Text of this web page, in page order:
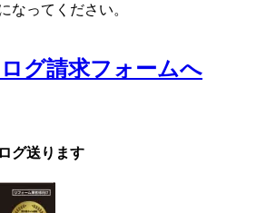
なってください。
グ請求フォームへ
グ送ります